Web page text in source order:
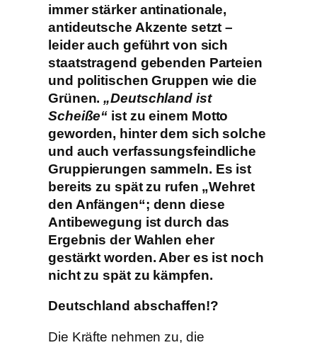
immer stärker antinationale,
antideutsche Akzente setzt –
leider auch geführt von sich
staatstragend gebenden Parteien
und politischen Gruppen wie die
Grünen.„Deutschland ist
Scheiße“ ist zu einem Motto
geworden, hinter dem sich solche
und auch verfassungsfeindliche
Gruppierungen sammeln. Es ist
bereits zu spät zu rufen „Wehret
den Anfängen“; denn diese
Antibewegung ist durch das
Ergebnis der Wahlen eher
gestärkt worden. Aber es ist noch
nicht zu spät zu kämpfen.
Deutschland abschaffen!?
Die Kräfte nehmen zu, die